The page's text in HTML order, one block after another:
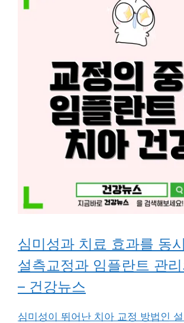
심미성과 치료 효과를 동
설측교정과 임플란트 관
– 건강뉴스
심미성이 뛰어난 치아 교정 방법인